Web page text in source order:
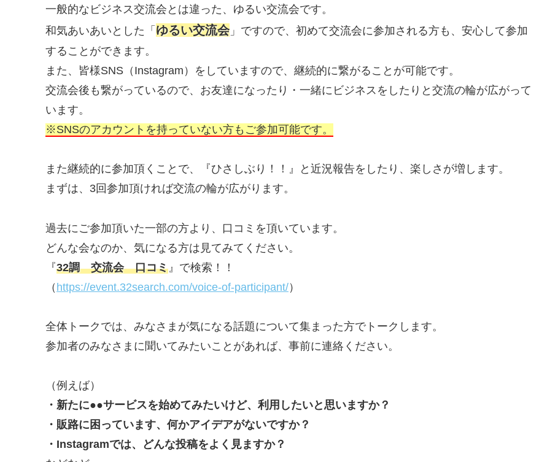
一般的なビジネス交流会とは違った、ゆるい交流会です。
和気あいあいとした「 ゆるい交流会」ですので、初めて交流会に参加される方も、安心して参加
することができます。
また、皆様SNS（Instagram）をしていますので、継続的に繋がることが可能です。
交流会後も繋がっているので、お友達になったり・一緒にビジネスをしたりと交流の輪が広がって
います。
※SNSのアカウントを持っていない方もご参加可能です。
また継続的に参加頂くことで、『ひさしぶり！！』と近況報告をしたり、楽しさが増します。
まずは、3回参加頂ければ交流の輪が広がります。
過去にご参加頂いた一部の方より、口コミを頂いています。
どんな会なのか、気になる方は見てみてください。
『32調 交流会 口コミ 』で検索！！
（ https://event.32search.com/voice-of-participant/）
全体トークでは、みなさまが気になる話題について集まった方でトークします。
参加者のみなさまに聞いてみたいことがあれば、事前に連絡ください。
（例えば）
・新たに●●サービスを始めてみたいけど、利用したいと思いますか？
・販路に困っています、何かアイデアがないですか？
・Instagramでは、どんな投稿をよく見ますか？